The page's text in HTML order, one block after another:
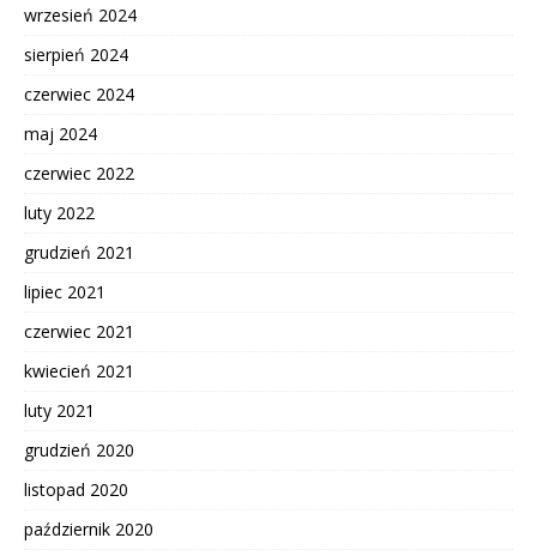
wrzesień 2024
sierpień 2024
czerwiec 2024
maj 2024
czerwiec 2022
luty 2022
grudzień 2021
lipiec 2021
czerwiec 2021
kwiecień 2021
luty 2021
grudzień 2020
listopad 2020
październik 2020